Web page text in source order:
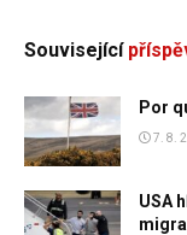
Související
Por
7. 8.
USA